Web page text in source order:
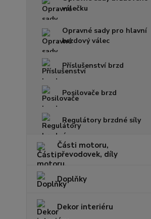
válečku
Opravné sady pro hlavní
brzdový válec
Příslušenství brzd
Posilovače brzd
Regulátory brzdné síly
Části motoru,
převodovek, díly
Doplňky
Dekor interiéru